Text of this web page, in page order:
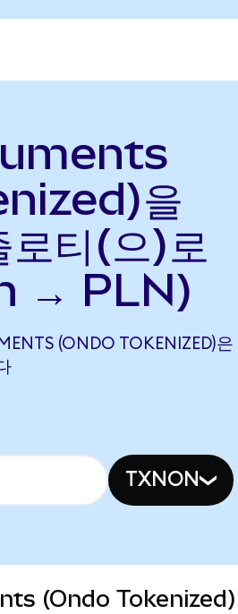
을
티(으)로
→ PLN)
(ONDO TOKENIZED)은
TXNON
(Ondo Tokenized)